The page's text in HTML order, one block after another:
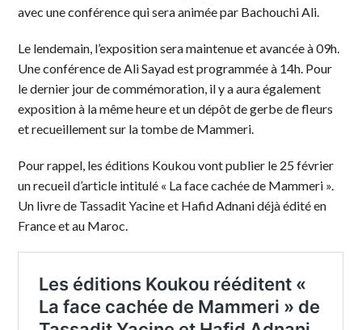
avec une conférence qui sera animée par Bachouchi Ali.
Le lendemain, l’exposition sera maintenue et avancée à 09h.
Une conférence de Ali Sayad est programmée à 14h. Pour
le dernier jour de commémoration, il y a aura également
exposition à la même heure et un dépôt de gerbe de fleurs
et recueillement sur la tombe de Mammeri.
Pour rappel, les éditions Koukou vont publier le 25 février
un recueil d’article intitulé « La face cachée de Mammeri ».
Un livre de Tassadit Yacine et Hafid Adnani déjà édité en
France et au Maroc.